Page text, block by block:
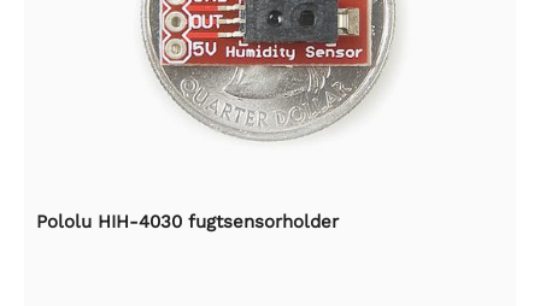
Pololu HIH-4030 fugtsensorholder